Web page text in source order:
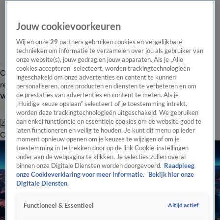
Overzicht Laatste nieuws Regionieuws Het beste van Hart
Tip de
redactie
Volg Hart van Nederland
Zoeken
OverzichtRegioUitzendingenWeerTip de redactiePanelVideo's
Jouw cookievoorkeuren
Wij en onze29 partners gebruiken cookies en vergelijkbare
technieken om informatie te verzamelen over jou als gebruiker van
onze website(s), jouw gedrag en jouw apparaten. Als je „Alle
cookies accepteren” selecteert, worden trackingtechnologieën
ingeschakeld om onze advertenties en content te kunnen
personaliseren, onze producten en diensten te verbeteren en om
de prestaties van advertenties en content te meten. Als je
„Huidige keuze opslaan” selecteert of je toestemming intrekt,
worden deze trackingtechnologieën uitgeschakeld. We gebruiken
dan enkel functionele en essentiële cookies om de website goed te
laten functioneren en veilig te houden. Je kunt dit menu op ieder
moment opnieuw openen om je keuzes te wijzigen of om je
toestemming in te trekken door op de link Cookie-instellingen
onder aan de webpagina te klikken. Je selecties zullen overal
binnen onze Digitale Diensten worden doorgevoerd. Raadpleeg
onze Cookieverklaring voor meer informatie.
Bekijk hier onze
Digitale Diensten.
Functioneel & Essentieel Altijd actief